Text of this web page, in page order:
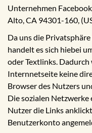
Unternehmen
Alto, CA 94301-160,
Da uns die
handelt es sich hiebei
oder Textlinks.
Internnetseite keine
Browser des Nutzers
Die sozialen
Nutzer die Links
Benutzerkonto